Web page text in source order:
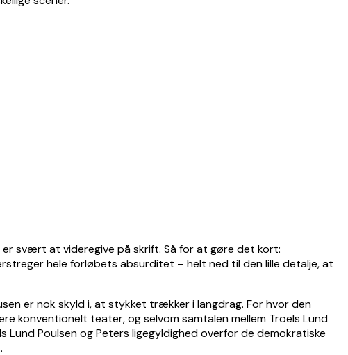
er svært at videregive på skrift. Så for at gøre det kort:
hele forløbets absurditet – helt ned til den lille detalje, at
er nok skyld i, at stykket trækker i langdrag. For hvor den
konventionelt teater, og selvom samtalen mellem Troels Lund
Poulsen og Peters ligegyldighed overfor de demokratiske